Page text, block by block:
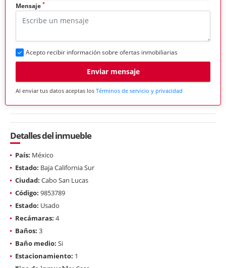
Mensaje *
Acepto recibir información sobre ofertas inmobiliarias
Enviar mensaje
Al enviar tus datos aceptas los Términos de servicio y privacidad
Detalles del inmueble
País: México
Estado: Baja California Sur
Ciudad: Cabo San Lucas
Código: 9853789
Estado: Usado
Recámaras: 4
Baños: 3
Baño medio: Si
Estacionamiento: 1